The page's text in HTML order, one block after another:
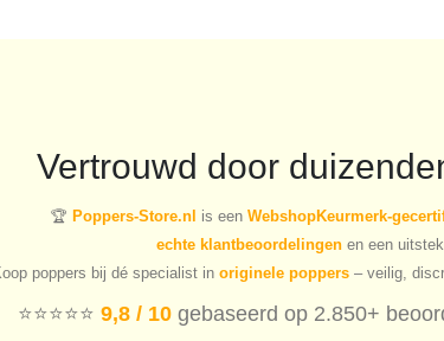
Vertrouwd door
🏆 Poppers-Store.nl is een WebshopKeurmerk-
echte klantbeoordelingen en een
poppers bij dé specialist in originele poppers – veilig,
⭐️⭐️⭐️⭐️⭐️ 9,8 / 10 gebaseerd op 2.850+